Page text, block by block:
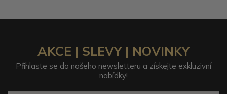
AKCE | SLEVY | NOVINKY
Přihlaste se do našeho newsletteru a získejte exkluzivní
nabídky!